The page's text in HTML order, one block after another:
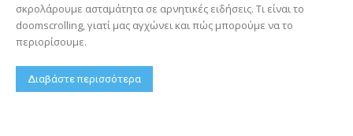
σκρολάρουμε ασταμάτητα σε αρνητικές ειδήσεις. Τι είναι το
doomscrolling, γιατί μας αγχώνει και πώς μπορούμε να το
περιορίσουμε.
Διαβάστε περισσότερα